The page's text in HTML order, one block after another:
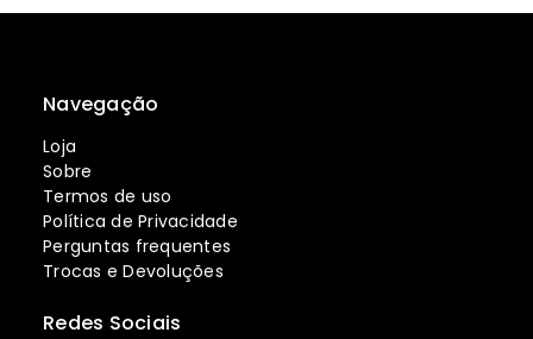
Navegação
Loja
Sobre
Termos de uso
Política de Privacidade
Perguntas frequentes
Trocas e Devoluções
Redes Sociais